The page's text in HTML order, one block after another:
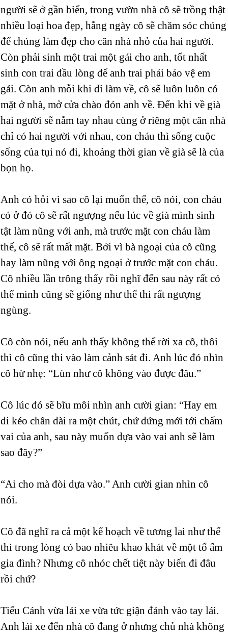
người sẽ ở gần biển, trong vườn nhà cô sẽ trồng thật
nhiều loại hoa đẹp, hằng ngày cô sẽ chăm sóc chúng
để chúng làm đẹp cho căn nhà nhỏ của hai người.
Còn phải sinh một trai một gái cho anh, tốt nhất
sinh con trai đầu lòng để anh trai phải bảo vệ em
gái. Còn anh mỗi khi đi làm về, cô sẽ luôn luôn có
mặt ở nhà, mở cửa chào đón anh về. Đến khi về già
hai người sẽ nắm tay nhau cùng ở riêng một căn nhà
chỉ có hai người với nhau, con cháu thì sống cuộc
sống của tụi nó đi, khoảng thời gian về già sẽ là của
bọn họ.
Anh có hỏi vì sao cô lại muốn thế, cô nói, con cháu
có ở đó cô sẽ rất ngượng nếu lúc về già mình sinh
tật làm nũng với anh, mà trước mặt con cháu làm
thế, cô sẽ rất mất mặt. Bởi vì bà ngoại của cô cũng
hay làm nũng với ông ngoại ở trước mặt con cháu.
Cô nhiều lần trông thấy rồi nghĩ đến sau này rất có
thể mình cũng sẽ giống như thế thì rất ngượng
ngùng.
Cô còn nói, nếu anh thấy không thể rời xa cô, thôi
thì cô cũng thi vào làm cảnh sát đi. Anh lúc đó nhìn
cô hừ nhẹ: “Lùn như cô không vào được đâu.”
Cô lúc đó sẽ bĩu môi nhìn anh cười gian: “Hay em
đi kéo chân dài ra một chút, chứ đứng mới tới chấm
vai của anh, sau này muốn dựa vào vai anh sẽ làm
sao đây?”
“Ai cho mà đòi dựa vào.” Anh cười gian nhìn cô
nói.
Cô đã nghĩ ra cả một kế hoạch về tương lai như thế
thì trong lòng có bao nhiêu khao khát về một tổ ấm
gia đình? Nhưng cô nhóc chết tiệt này biến đi đâu
rồi chứ?
Tiểu Cánh vừa lái xe vừa tức giận đánh vào tay lái.
Anh lái xe đến nhà cô đang ở nhưng chủ nhà không